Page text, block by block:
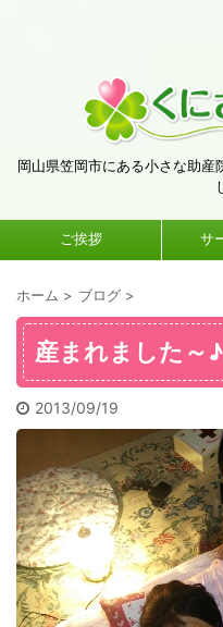
岡山県笠岡市にある小さな助産
ご挨拶 サ
ホーム > ブログ >
産まれました～♪
2013/09/19